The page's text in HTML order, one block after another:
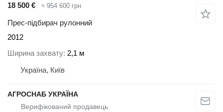
18 500 €
≈ 954 600 грн
Прес-підбирач рулонний
2012
Ширина захвату 2,1 м
Україна, Київ
АГРОСНАБ УКРАЇНА